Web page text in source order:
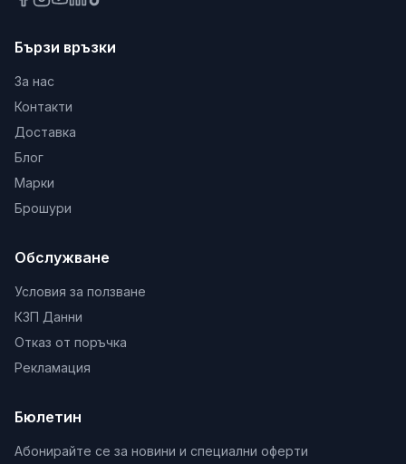
Бързи връзки
За нас
Контакти
Доставка
Блог
Марки
Брошури
Обслужване
Условия за ползване
КЗП Данни
Отказ от поръчка
Рекламация
Бюлетин
Абонирайте се за новини и специални оферти